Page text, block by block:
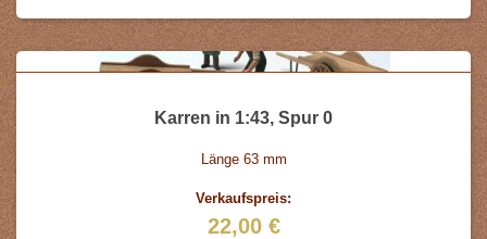
Karren in 1:43, Spur 0
Länge 63 mm
Verkaufspreis:
22,00 €